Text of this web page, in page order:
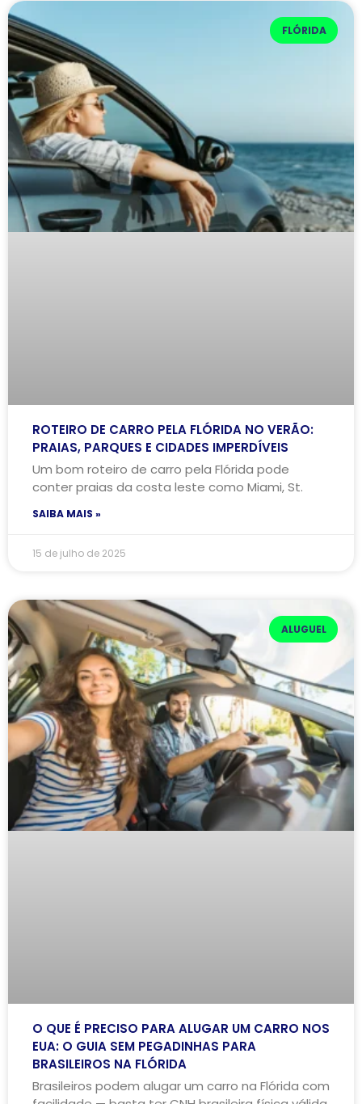
FLÓRIDA
ROTEIRO DE CARRO PELA FLÓRIDA NO VERÃO:
PRAIAS, PARQUES E CIDADES IMPERDÍVEIS
Um bom roteiro de carro pela Flórida pode
conter praias da costa leste como Miami, St.
SAIBA MAIS »
15 de julho de 2025
ALUGUEL
O QUE É PRECISO PARA ALUGAR UM CARRO NOS
EUA: O GUIA SEM PEGADINHAS PARA
BRASILEIROS NA FLÓRIDA
Brasileiros podem alugar um carro na Flórida com